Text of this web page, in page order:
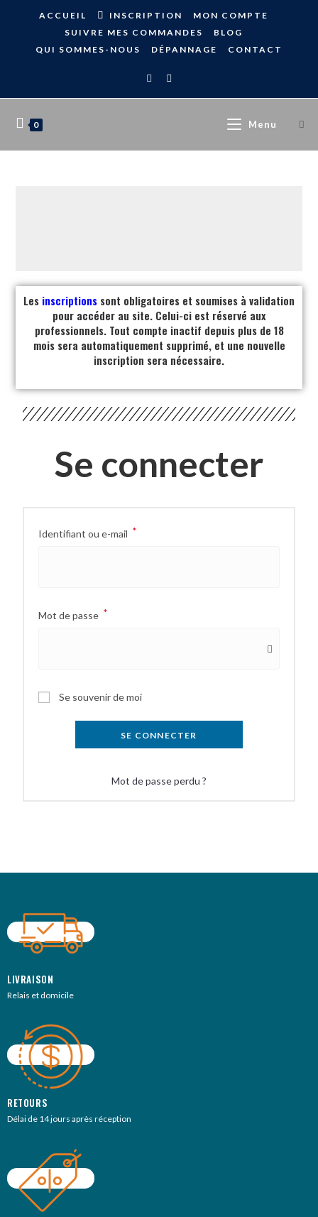
ACCUEIL INSCRIPTION
MON COMPTE
SUIVRE MES COMMANDES
BLOG
QUI SOMMES-NOUS
DÉPANNAGE CONTACT
0 Menu
Les inscriptions sont obligatoires et soumises à validation
pour accéder au site. Celui-ci est réservé aux
professionnels. Tout compte inactif depuis plus de 18
mois sera automatiquement supprimé, et une nouvelle
inscription sera nécessaire.
Se connecter
Identifiant ou e-mail *
Mot de passe *
Se souvenir de moi
SE CONNECTER
Mot de passe perdu ?
LIVRAISON
Relais et domicile
RETOURS
Délai de 14 jours après réception